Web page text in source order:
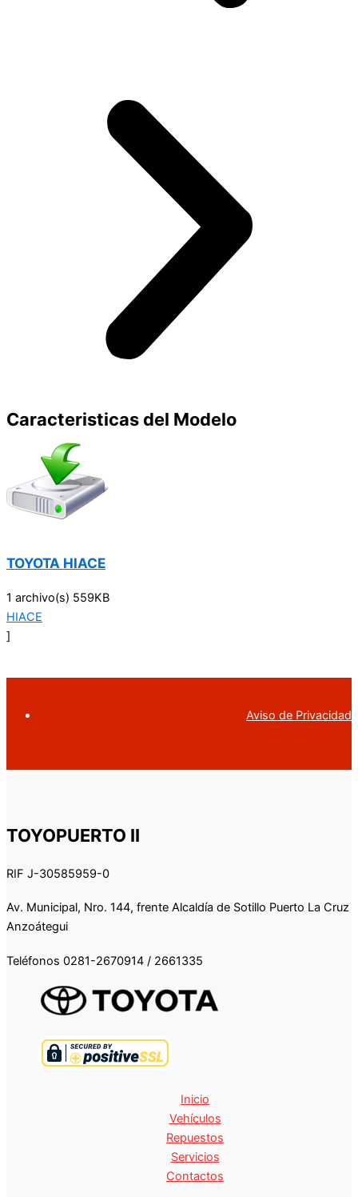
Caracteristicas del Modelo
TOYOTA HIACE
1 archivo(s) 559KB
HIACE
]
Aviso de Privacidad
TOYOPUERTO II
RIF J-30585959-0
Av. Municipal, Nro. 144, frente Alcaldía de Sotillo Puerto La Cruz
Anzoátegui
Teléfonos 0281-2670914 / 2661335
Inicio
Vehículos
Repuestos
Servicios
Contactos